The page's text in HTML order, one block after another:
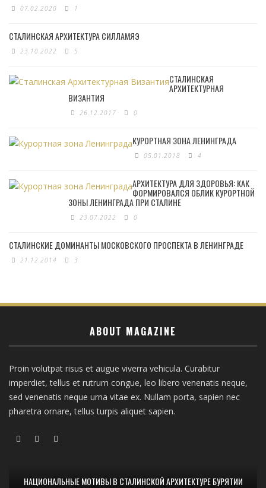
07.02.2020 1
СТАЛИНСКАЯ АРХИТЕКТУРА СИЛЛАМЯЭ
23.10.2022 5
СТАЛИНСКАЯ
АРХИТЕКТУРНАЯ
ВИЗАНТИЯ
26.12.2017 0
КУРОРТНАЯ ЗОНА ЛЕНИНГРАДА
05.01.2018 4
АРХИТЕКТУРА ДЛЯ ЗДОРОВЬЯ: КАК
ФОРМИРОВАЛСЯ ОБЛИК КУРОРТНОЙ
ЗОНЫ ЛЕНИНГРАДА ПРИ СТАЛИНЕ
23.07.2022 0
СТАЛИНСКИЕ ДОМИНАНТЫ МОСКОВСКОГО ПРОСПЕКТА В ЛЕНИНГРАДЕ
21.12.2014 3
ABOUT MAGAZINE
Proin volutpat risus et augue viverra vehicula. Curabitur
imperdiet, tellus et rutrum congue, leo libero venenatis neque,
sed venenatis neque urna vitae ex. Nullam porta, sapien nec
pharetra ornare, tellus turpis aliquet sapien.
НАЦИОНАЛЬНЫЕ МОТИВЫ В СТАЛИНСКОЙ АРХИТЕКТУРЕ БУРЯТИИ